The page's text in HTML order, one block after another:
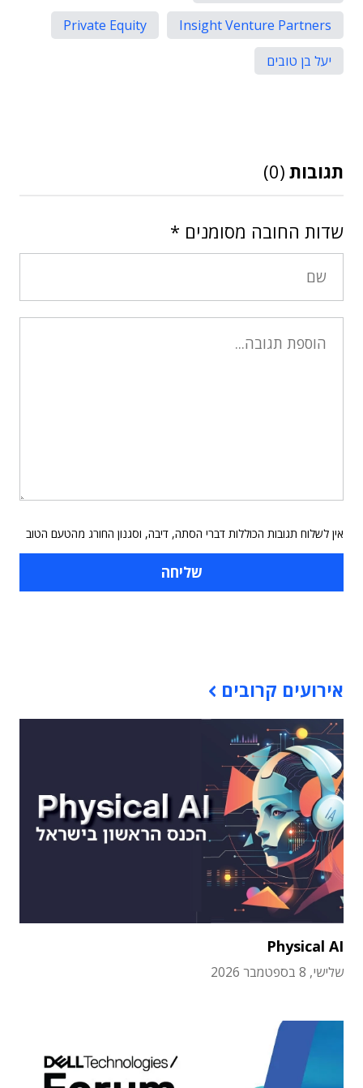
Insight Venture Partners
Private Equity
יעל בן טובים
תגובות (0)
שדות החובה מסומנים *
אין לשלוח תגובות הכוללות דברי הסתה, דיבה, וסגנון החורג מהטעם הטוב
אירועים קרובים
Physical AI
שלישי, 8 בספטמבר 2026